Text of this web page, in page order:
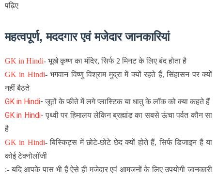
पढ़िए
महत्वपूर्ण, मददगार एवं मजेदार जानकारियां
GK in Hindi- भूखे कृष्ण का मंदिर, सिर्फ 2 मिनट के लिए बंद होता है
GK in Hindi-भगवान विष्णु विश्राम मुद्रा में क्यों रहते हैं, सिंहासन पर क्यों
नहीं बैठते
GK in Hindi- जूतों के फीतेमें लगे प्लास्टिक या धातु के लॉक को क्या कहते हैं
GK in Hindi- पृथ्वी पर हिमालय लेकिन ब्रह्मांड का सबसे ऊंचा पर्वत कौन सा
है
GK in Hindi-बिस्किट्स में छोटे-छोटे छेद क्यों होते हैं, सिर्फ डिजाइन है या
कोई टेक्नोलॉजी
:- यदि आपके पास भी हैं ऐसे ही मजेदार एवं आमजनों के लिए उपयोगी जानकारी